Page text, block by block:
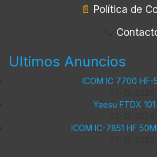
📄 Política de
Ultimos Anuncios
ICOM IC 7700 HF-
Yaesu FTDX 101
ICOM IC-7851 HF